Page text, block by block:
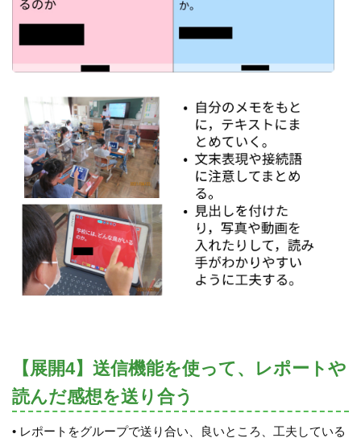
【展開4】送信機能を使って、レポートや
読んだ感想を送り合う
• レポートをグループで送り合い、良いところ、工夫している